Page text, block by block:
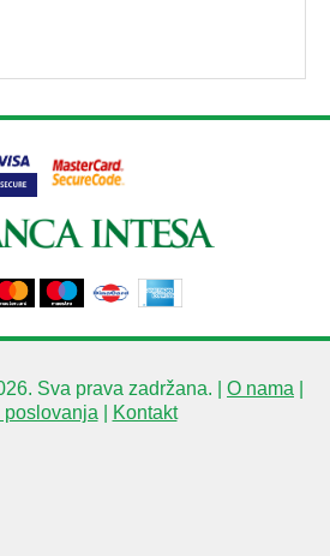
Sva prava zadržana. | O nama
poslovanja
Kontakt